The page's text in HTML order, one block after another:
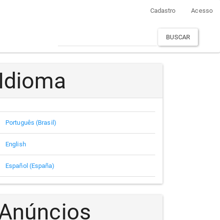
Cadastro Acesso
BUSCAR
Idioma
Português (Brasil)
English
Español (España)